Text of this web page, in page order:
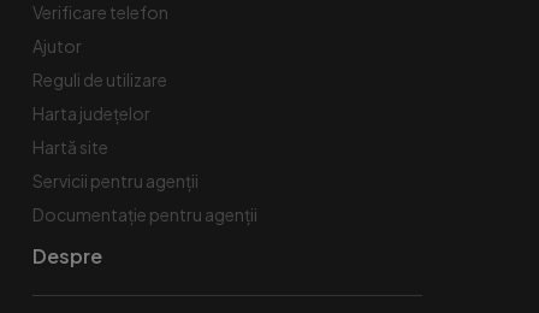
Verificare telefon
Ajutor
Reguli de utilizare
Harta județelor
Hartă site
Servicii pentru agenții
Documentație pentru agenții
Despre